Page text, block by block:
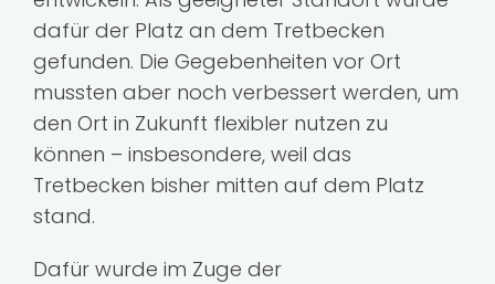
dafür der Platz an dem Tretbecken
gefunden. Die Gegebenheiten vor Ort
mussten aber noch verbessert werden, um
den Ort in Zukunft flexibler nutzen zu
können – insbesondere, weil das
Tretbecken bisher mitten auf dem Platz
stand.
Dafür wurde im Zuge der